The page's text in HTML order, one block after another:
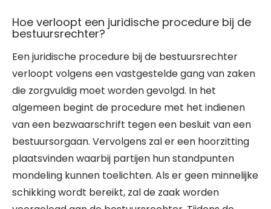
Hoe verloopt een juridische procedure bij de
bestuursrechter?
Een juridische procedure bij de bestuursrechter
verloopt volgens een vastgestelde gang van zaken
die zorgvuldig moet worden gevolgd. In het
algemeen begint de procedure met het indienen
van een bezwaarschrift tegen een besluit van een
bestuursorgaan. Vervolgens zal er een hoorzitting
plaatsvinden waarbij partijen hun standpunten
mondeling kunnen toelichten. Als er geen minnelijke
schikking wordt bereikt, zal de zaak worden